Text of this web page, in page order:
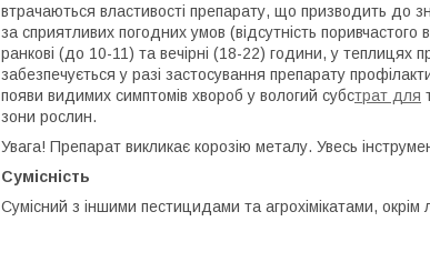
втрачаються властивості препарату, що призводить до
за сприятливих погодних умов (відсутність
ранкові (до 10-11) та вечірні (18-22) години, у теплицях
забезпечується у разі застосування препарату
появи видимих симптомів хвороб у вологий субстрат для
зони рослин.
Увага! Препарат викликає корозію металу. Увесь
Сумісність
Сумісний з іншими пестицидами та агрохімікатами, окрім